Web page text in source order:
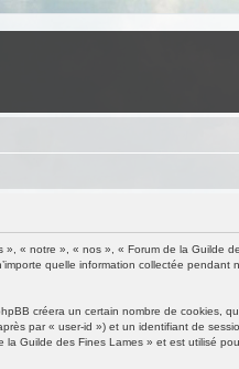
« notre », « nos », « Forum de la Guilde
quelle information collectée pendant
créera un certain nombre de cookies,
par « user-id ») et un identifiant de
Guilde des Fines Lames » et est utilisé